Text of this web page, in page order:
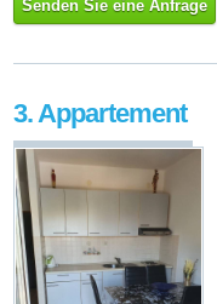
Senden Sie eine Anfrage
3. Appartement